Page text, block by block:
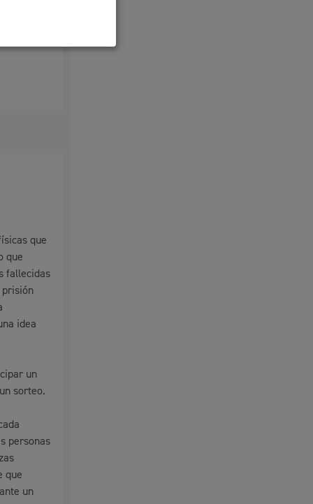
que
que
fallecidas
idea
un
sorteo.
personas
que
un